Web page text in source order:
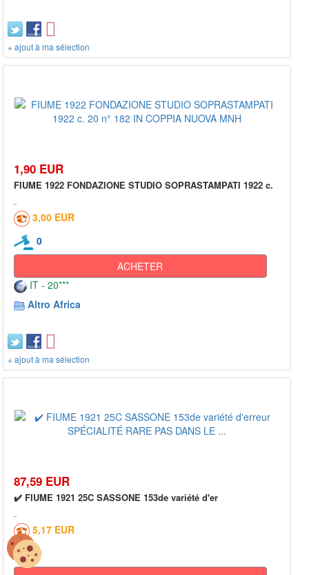
+ ajout à ma sélection
1,90 EUR
FIUME 1922 FONDAZIONE STUDIO SOPRASTAMPATI 1922 c.
3,00 EUR
0
ACHETER
IT - 20***
Altro Africa
+ ajout à ma sélection
87,59 EUR
✔️ FIUME 1921 25C SASSONE 153de variété d'er
5,17 EUR
0